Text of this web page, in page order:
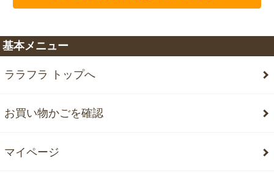
基本メニュー
ララフラ トップへ
お買い物かごを確認
マイページ